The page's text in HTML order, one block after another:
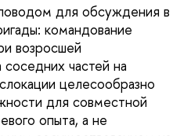
для обсуждения в
командование
возросшей
частей на
целесообразно
для совместной
опыта, а не